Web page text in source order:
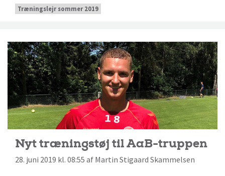
Træningslejr sommer 2019
Nyt træningstøj til AaB-truppen
28. juni 2019 kl. 08:55 af Martin Stigaard Skammelsen